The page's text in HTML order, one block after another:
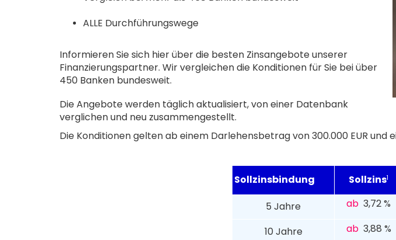
ALLE Durchführungswege
Informieren Sie sich hier über die besten Zinsangebote unserer
Finanzierungspartner. Wir vergleichen die Konditionen für Sie bei über
450 Banken bundesweit.
Die Angebote werden täglich aktualisiert, von einer Datenbank
verglichen und neu zusammengestellt.
Die Konditionen gelten ab einem Darlehensbetrag von 300.000 EUR und
Sollzinsbindung Sollzins1
5 Jahre
ab 3,72 %
10 Jahre
ab3,88 %